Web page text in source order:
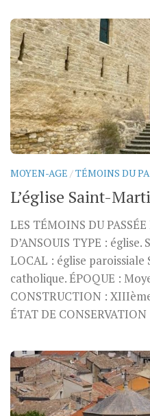
MOYEN-AGE /TÉMOINS DU
L’église Saint-
LES TÉMOINS DU
D’ANSOUIS TYPE :
LOCAL : église paroissiale
catholique. ÉPOQUE :
CONSTRUCTION :
ÉTAT DE CONSERVATION